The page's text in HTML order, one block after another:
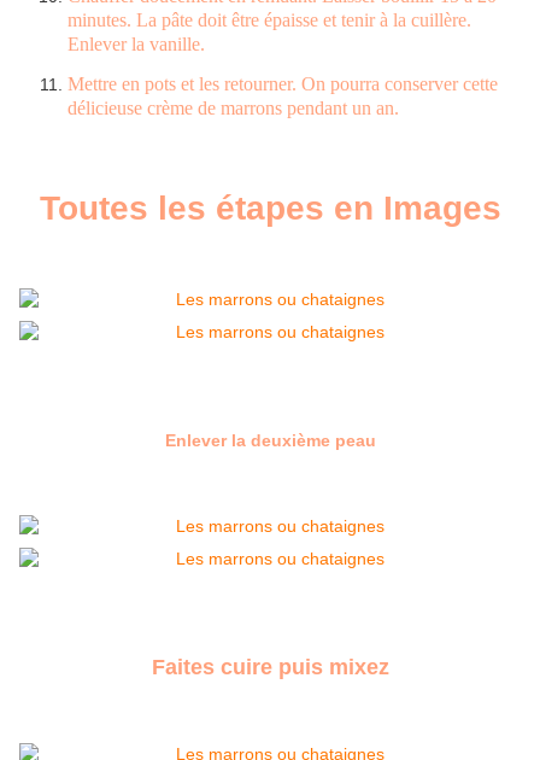
minutes. La pâte doit être épaisse et tenir à la cuillère.
Enlever la vanille.
Mettre en pots et les retourner. On pourra conserver cette
délicieuse crème de marrons pendant un an.
Toutes les étapes en Images
Enlever la deuxième peau
Faites cuire puis mixez